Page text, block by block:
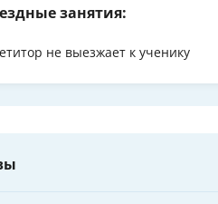
занятия:
не выезжает к ученику